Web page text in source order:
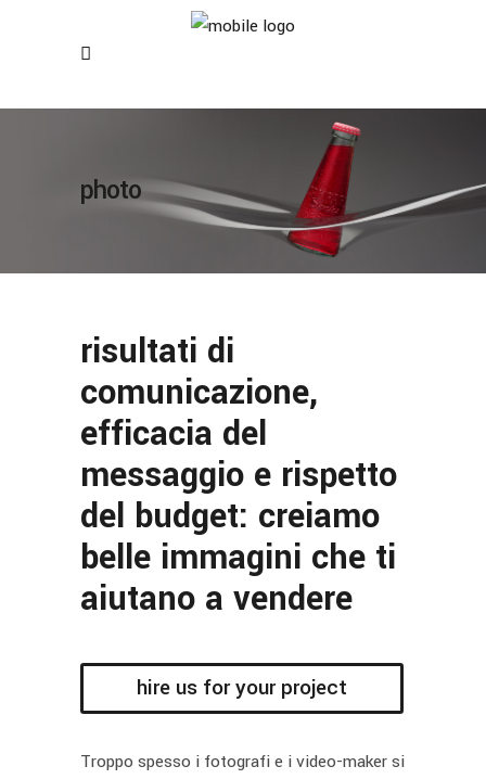
photo
risultati di
comunicazione,
efficacia del
messaggio e rispetto
del budget: creiamo
belle immagini che ti
aiutano a vendere
hire us for your project
Troppo spesso i fotografi e i video-maker si